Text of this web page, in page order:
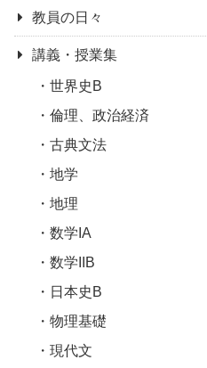
教員の日々
講義・授業集
世界史B
倫理、政治経済
古典文法
地学
地理
数学IA
数学IIB
日本史B
物理基礎
現代文